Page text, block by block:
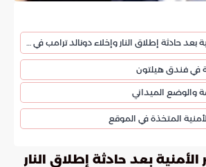
تفاصيل التدابير الأمنية بعد حادثة إطلاق النار وإخلاء دونالد ترامب في واشنطن
في فندق هيلتون
والوضع الميداني
المتخذة في الموقع
الأمنية بعد حادثة إطلاق النار